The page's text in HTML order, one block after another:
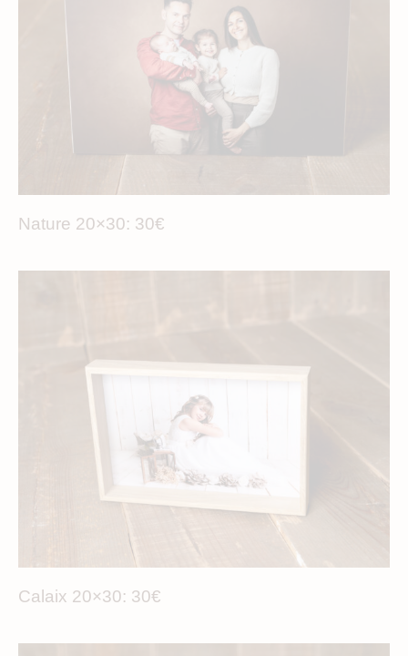
Nature 20×30: 30€
Calaix 20×30: 30€